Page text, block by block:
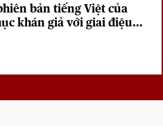
bản tiếng Việt của
khán giả với giai điệu